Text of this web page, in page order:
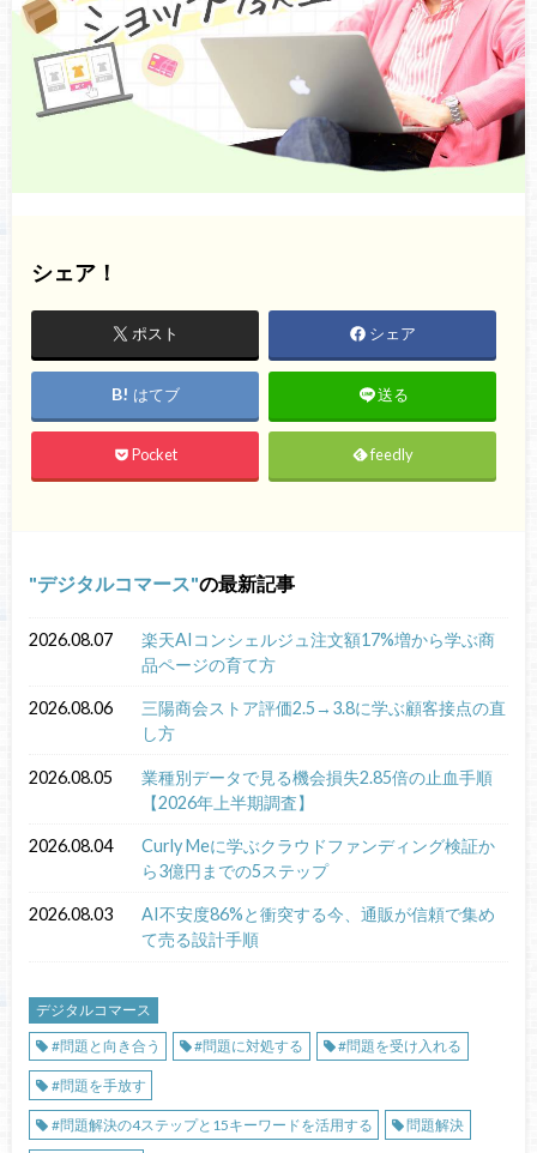
シェア！
ポスト シェア
はてブ 送る
Pocket feedly
デジタルコマース の最新記事
2026.08.07
楽天AIコンシェルジュ注文額17%増から学ぶ商
品ページの育て方
2026.08.06
三陽商会ストア評価2.5→3.8に学ぶ顧客接点の直
し方
2026.08.05
業種別データで見る機会損失2.85倍の止血手順
【2026年上半期調査】
2026.08.04
Curly Meに学ぶクラウドファンディング検証か
ら3億円までの5ステップ
2026.08.03
AI不安度86%と衝突する今、通販が信頼で集め
て売る設計手順
デジタルコマース
#問題と向き合う
#問題に対処する #問題を受け入れる
#問題を手放す
#問題解決の4ステップと15キーワードを活用する 問題解決